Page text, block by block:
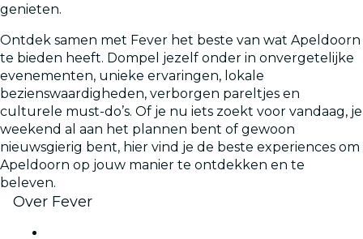
genieten.
Ontdek samen met Fever het beste van wat Apeldoorn
te bieden heeft. Dompel jezelf onder in onvergetelijke
evenementen, unieke ervaringen, lokale
bezienswaardigheden, verborgen pareltjes en
culturele must-do’s. Of je nu iets zoekt voor vandaag, je
weekend al aan het plannen bent of gewoon
nieuwsgierig bent, hier vind je de beste experiences om
Apeldoorn op jouw manier te ontdekken en te
beleven.
Over Fever